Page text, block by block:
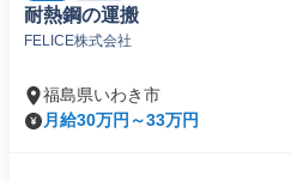
耐熱鋼の運搬
FELICE株式会社
福島県いわき市
月給30万円～33万円